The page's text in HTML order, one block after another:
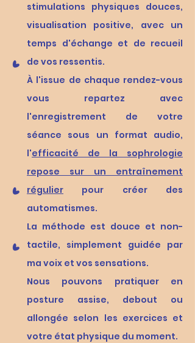
stimulations physiques douces,
visualisation positive, avec un
temps d'échange et de recueil
de vos ressentis.
À l'issue de chaque rendez-vous
vous repartez avec
l'enregistrement de votre
séance sous un format audio,
l'efficacité de la sophrologie
repose sur un entraînement
régulier pour créer des
automatismes.​
La méthode est douce et non-
tactile, simplement guidée par
ma voix et vos sensations.
Nous pouvons pratiquer en
posture assise, debout ou
allongée selon les exercices et
votre état physique du moment.